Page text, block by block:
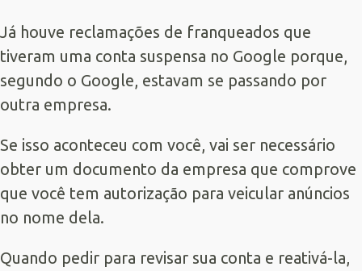
Já houve reclamações de franqueados que
tiveram uma conta suspensa no Google porque,
segundo o Google, estavam se passando por
outra empresa.
Se isso aconteceu com você, vai ser necessário
obter um documento da empresa que comprove
que você tem autorização para veicular anúncios
no nome dela.
Quando pedir para revisar sua conta e reativá-la,